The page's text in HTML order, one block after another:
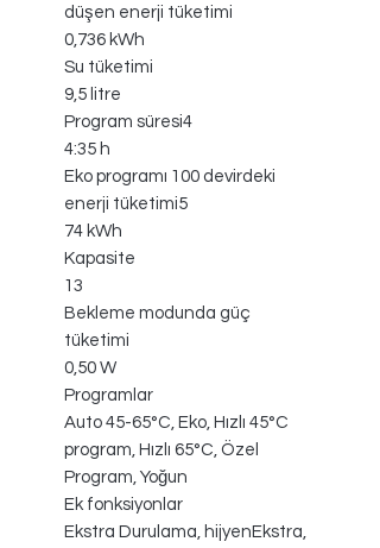
düşen enerji tüketimi
0,736 kWh
Su tüketimi
9,5 litre
Program süresi4
4:35 h
Eko programı 100 devirdeki
enerji tüketimi5
74 kWh
Kapasite
13
Bekleme modunda güç
tüketimi
0,50 W
Programlar
Auto 45-65°C, Eko, Hızlı 45°C
program, Hızlı 65°C, Özel
Program, Yoğun
Ek fonksiyonlar
Ekstra Durulama, hijyenEkstra,